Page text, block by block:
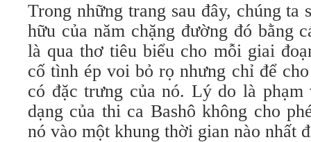
Trong những trang sau đây, chúng ta
hữu của năm chặng đường đó bằng
là qua thơ tiêu biểu cho mỗi giai
cố tình ép voi bỏ rọ nhưng chỉ để
có đặc trưng của nó. Lý do là
dạng của thi ca Bashô không cho
nó vào một khung thời gian nào nhất